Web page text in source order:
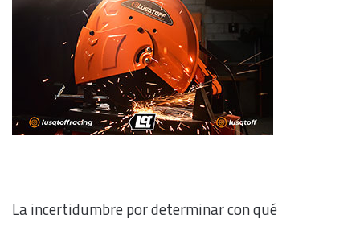
La incertidumbre por determinar con qué